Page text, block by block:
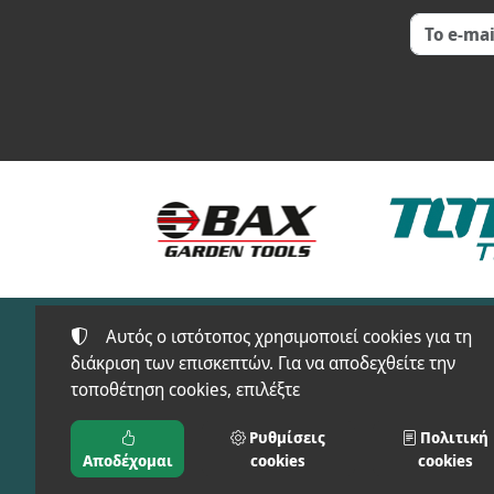
ΜΠΑΞΕΒΑΝΟΣ Φ. & Μ.
FT-
Αυτός ο ιστότοπος χρησιμοποιεί cookies για τη
διάκριση των επισκεπτών. Για να αποδεχθείτε την
τοποθέτηση cookies, επιλέξτε
Αποδέχομαι
Ρυθμίσεις
cookies
Πολιτική
cookies